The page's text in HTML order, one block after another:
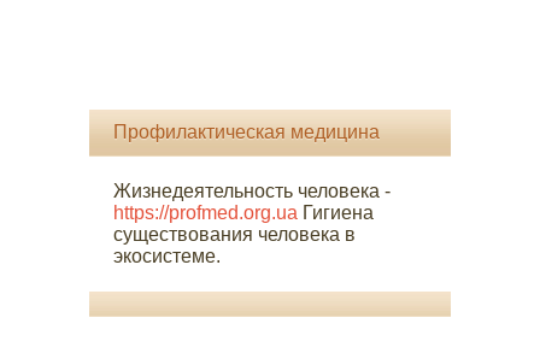
Профилактическая медицина
Жизнедеятельность человека -
https://profmed.org.ua Гигиена
существования человека в
экосистеме.